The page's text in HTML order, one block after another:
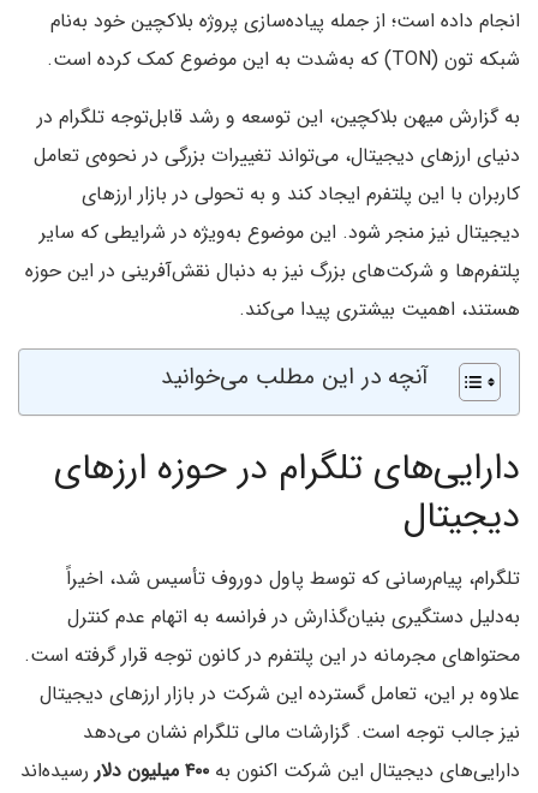
انجام داده است؛ از جمله پیاده‌سازی پروژه‌ بلاکچین خود به‌نام
شبکه تون (TON) که به‌شدت به این موضوع کمک کرده است.
به گزارش میهن بلاکچین، این توسعه و رشد قابل‌توجه تلگرام در
دنیای ارزهای دیجیتال، می‌تواند تغییرات بزرگی در نحوه‌ی تعامل
کاربران با این پلتفرم ایجاد کند و به تحولی در بازار ارزهای
دیجیتال نیز منجر شود. این موضوع به‌ویژه در شرایطی که سایر
پلتفرم‌ها و شرکت‌های بزرگ نیز به دنبال نقش‌آفرینی در این حوزه
هستند، اهمیت بیشتری پیدا می‌کند.
آنچه در این مطلب می‌خوانید
دارایی‌های تلگرام در حوزه ارزهای
دیجیتال
تلگرام، پیام‌رسانی که توسط پاول دوروف تأسیس شد، اخیراً
به‌دلیل دستگیری بنیان‌گذارش در فرانسه به اتهام عدم کنترل
محتواهای مجرمانه در این پلتفرم در کانون توجه قرار گرفته است.
علاوه بر این، تعامل گسترده این شرکت در بازار ارزهای دیجیتال
نیز جالب توجه است. گزارشات مالی تلگرام نشان می‌دهد
دارایی‌های دیجیتال این شرکت اکنون به ۴۰۰ میلیون دلار
رسیده‌اند